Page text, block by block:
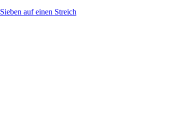
Sieben auf einen Streich